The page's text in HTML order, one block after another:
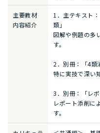
主要教材
内容紹介
1．主テキスト
類」
図解や例題の多
す。
2．別冊：「4類
特に実技で深い
3．別冊：「レポ
レポート添削に
す。